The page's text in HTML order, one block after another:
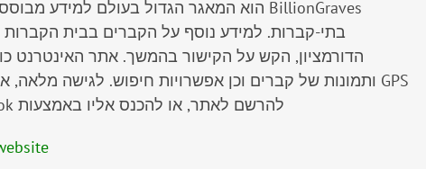
BillionGraves הוא המאגר הגדול בעולם למידע
בתי-קברות. למידע נוסף על הקברים בבית
הדורמציון, הקש על הקישור בהמשך. אתר האינטרנט
GPS ותמונות של קברים וכן אפשרויות חיפוש. לגישה מלאה,
להרשם לאתר, או להכנס אליו באמצעות